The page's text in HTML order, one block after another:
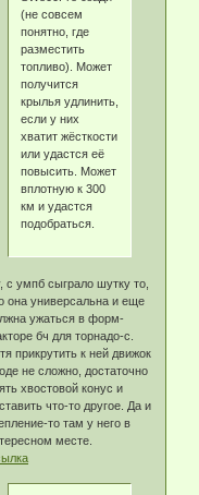
(не совсем
понятно, где
разместить
топливо). Может
получится
крылья удлинить,
если у них
хватит жёсткости
или удастся её
повысить. Может
вплотную к 300
км и удастся
подобраться.
с умпб сыграло шутку то,
она универсальна и еще
ужаться в форм-
бч для торнадо-с.
прикрутить к ней движок
не сложно, достаточно
хвостовой конус и
что-то другое. Да и
то там у него в
месте.